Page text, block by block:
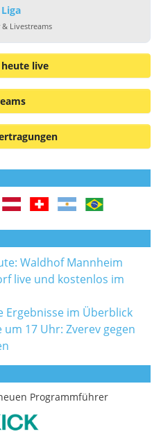
Livestreams
live
Waldhof Mannheim
live und kostenlos im
Ergebnisse im Überblick
17 Uhr: Zverev gegen
Programmführer